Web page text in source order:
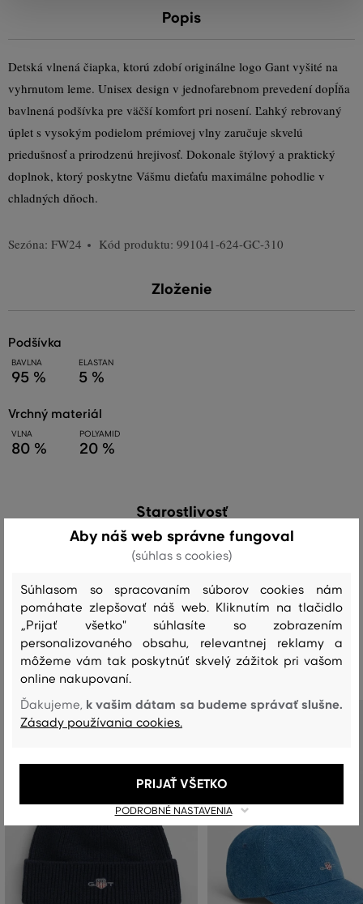
Popis
Detská vlnená čiapka, ktorú zdobí originálne logo Gant vyšité na
vyhrnutom leme. Unisex design v jednofarebnom prevedení dopĺňa
bavlnená podšívka pre väčší komfort pri nosení. Ľahký rebrovaný
úplet s vysokým podielom prémiovej vlny zaručuje skvelú
priedušnosť a prirodzenú hrejivosť. Dokonale štýlový a praktický
doplnok, ktorý poskytne Vášmu dieťaťu maximálne pohodlie v
chladných dňoch.
Sezóna: FW24 Kód produktu: 991041-624-GC-310
Zloženie
podšívka
BAVLNA
95 %
ELASTAN
5 %
vrchný materiál
VLNA
80 %
POLYAMID
20 %
Starostlivosť
ŽEHLENIE
Odporúčané produkty
Aby náš web správne fungoval
(súhlas s cookies)
Súhlasom so spracovaním súborov cookies nám
pomáhate zlepšovať náš web. Kliknutím na tlačidlo
„Prijať všetko" súhlasíte so zobrazením
personalizovaného obsahu, relevantnej reklamy a
môžeme vám tak poskytnúť skvelý zážitok pri vašom
online nakupovaní.
Ďakujeme, k vašim dátam sa budeme správať slušne.
Zásady používania cookies.
PODROBNÉ NASTAVENIA
PRIJAŤ VŠETKO